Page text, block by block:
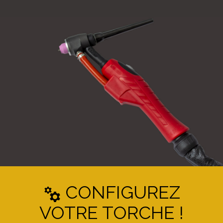
manufacturing CONFIGUREZ
VOTRE TORCHE !